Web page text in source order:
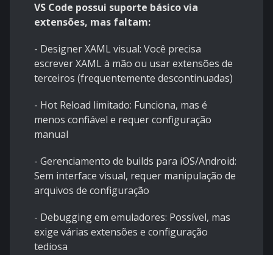
VS Code possui suporte básico via
extensões, mas faltam:
- Designer XAML visual: Você precisa
escrever XAML à mão ou usar extensões de
terceiros (frequentemente descontinuadas)
- Hot Reload limitado: Funciona, mas é
menos confiável e requer configuração
manual
- Gerenciamento de builds para iOS/Android:
Sem interface visual, requer manipulação de
arquivos de configuração
- Debugging em emuladores: Possível, mas
exige várias extensões e configuração
tediosa